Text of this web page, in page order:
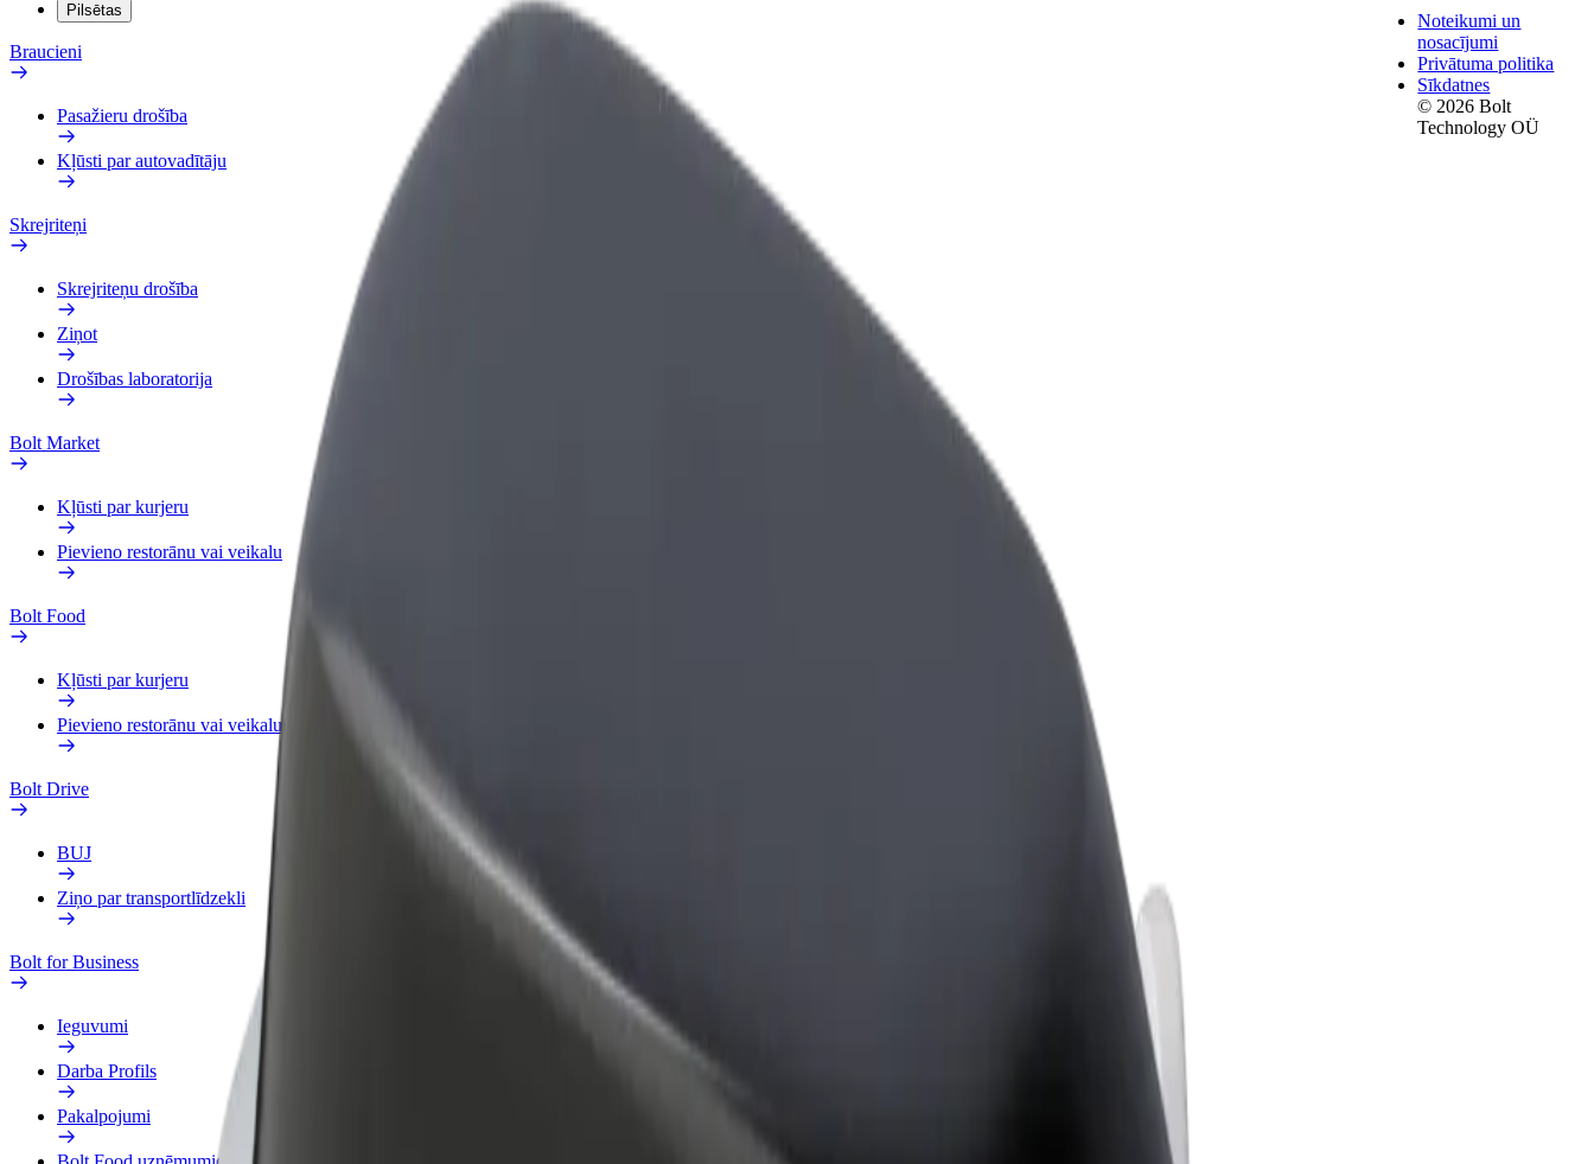
Pilsētas
Braucieni
Pasažieru drošība
Kļūsti par autovadītāju
Skrejriteņi
Skrejriteņu drošība
Ziņot
Drošības laboratorija
Bolt Market
Kļūsti par kurjeru
Pievieno restorānu vai veikalu
Bolt Food
Kļūsti par kurjeru
Pievieno restorānu vai veikalu
Bolt Drive
BUJ
Ziņo par transportlīdzekli
Bolt for Business
Ieguvumi
Darba Profils
Pakalpojumi
Noteikumi un
nosacījumi
Privātuma politika
Sīkdatnes
© 2026 Bolt
Technology OÜ